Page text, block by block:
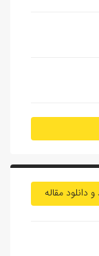
دانلود مقاله